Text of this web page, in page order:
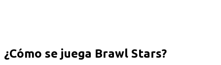
¿Cómo se juega Brawl Stars?